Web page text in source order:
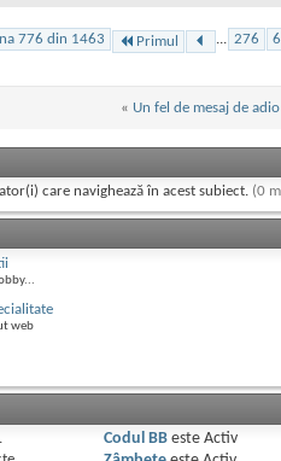
776 din 1463 Primul ... 276
« Un fel de mesaj de adio
care navighează în acest subiect. (0
web
Codul BBeste Activ